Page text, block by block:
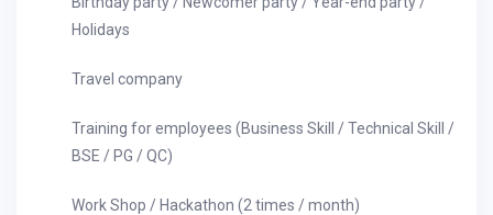
Holidays
Travel company
Training for employees (Business Skill / Technical Skill /
BSE / PG / QC)
Work Shop / Hackathon (2 times / month)